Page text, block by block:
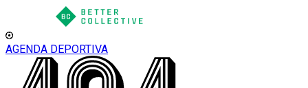
AGENDA DEPORTIVA